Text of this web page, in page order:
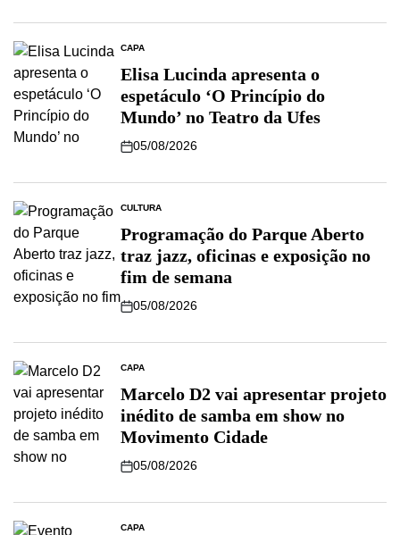
CAPA
Elisa Lucinda apresenta o
espetáculo ‘O Princípio do
Mundo’ no Teatro da Ufes
05/08/2026
CULTURA
Programação do Parque Aberto
traz jazz, oficinas e exposição no
fim de semana
05/08/2026
CAPA
Marcelo D2 vai apresentar projeto
inédito de samba em show no
Movimento Cidade
05/08/2026
CAPA